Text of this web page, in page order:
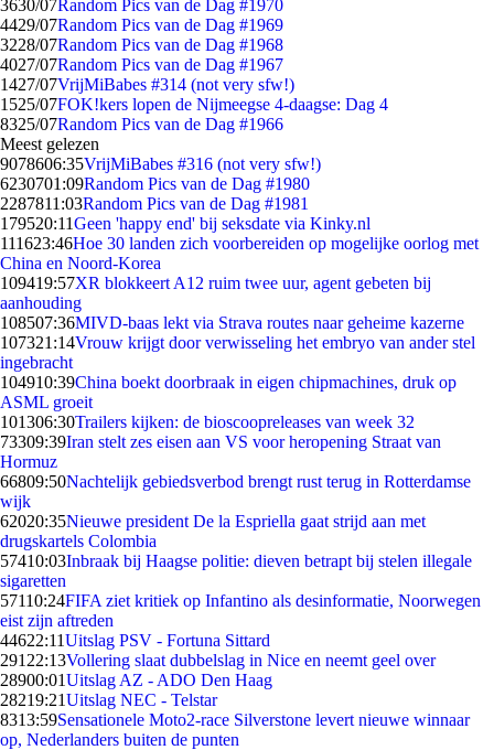
3630/07Random Pics van de Dag #1970
4429/07Random Pics van de Dag #1969
3228/07Random Pics van de Dag #1968
4027/07Random Pics van de Dag #1967
1427/07VrijMiBabes #314 (not very sfw!)
1525/07FOK!kers lopen de Nijmeegse 4-daagse: Dag 4
8325/07Random Pics van de Dag #1966
Meest gelezen
9078606:35VrijMiBabes #316 (not very sfw!)
6230701:09Random Pics van de Dag #1980
2287811:03Random Pics van de Dag #1981
179520:11Geen 'happy end' bij seksdate via Kinky.nl
111623:46Hoe 30 landen zich voorbereiden op mogelijke oorlog met
China en Noord-Korea
109419:57XR blokkeert A12 ruim twee uur, agent gebeten bij
aanhouding
108507:36MIVD-baas lekt via Strava routes naar geheime kazerne
107321:14Vrouw krijgt door verwisseling het embryo van ander stel
ingebracht
104910:39China boekt doorbraak in eigen chipmachines, druk op
ASML groeit
101306:30Trailers kijken: de bioscoopreleases van week 32
73309:39Iran stelt zes eisen aan VS voor heropening Straat van
Hormuz
66809:50Nachtelijk gebiedsverbod brengt rust terug in Rotterdamse
wijk
62020:35Nieuwe president De la Espriella gaat strijd aan met
drugskartels Colombia
57410:03Inbraak bij Haagse politie: dieven betrapt bij stelen illegale
sigaretten
57110:24FIFA ziet kritiek op Infantino als desinformatie, Noorwegen
eist zijn aftreden
44622:11Uitslag PSV - Fortuna Sittard
291 22:13Vollering slaat dubbelslag in Nice en neemt geel over
28900:01Uitslag AZ - ADO Den Haag
28219:21Uitslag NEC - Telstar
8313:59Sensationele Moto2-race Silverstone levert nieuwe winnaar
op, Nederlanders buiten de punten